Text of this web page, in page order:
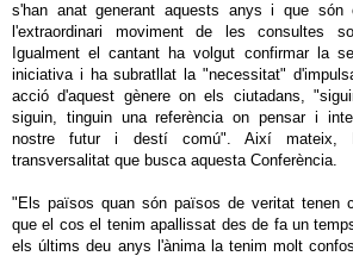
s'han anat generant aquests anys i que
l'extraordinari moviment de les consultes
Igualment el cantant ha volgut confirmar la
iniciativa i ha subratllat la "necessitat"
acció d'aquest gènere on els ciutadans,
siguin, tinguin una referència on pensar i
nostre futur i destí comú". Així mateix,
transversalitat que busca aquesta Conferència.
"Els països quan són països de veritat tenen
que el cos el tenim apallissat des de fa un
els últims deu anys l'ànima la tenim molt